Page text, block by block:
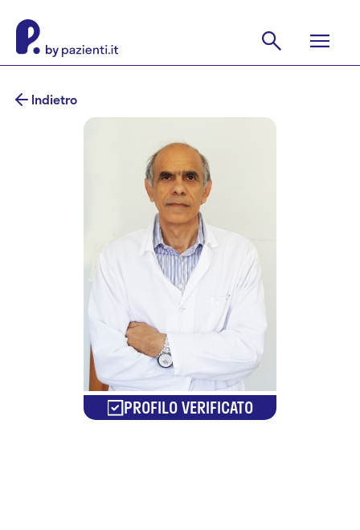
Indietro
PROFILO VERIFICATO